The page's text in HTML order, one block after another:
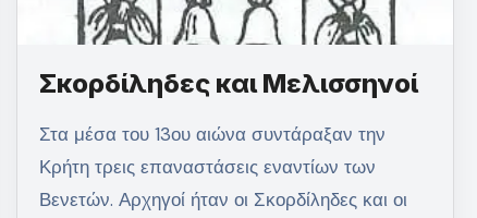
Σκορδίληδες και Μελισσηνοί
Στα μέσα του 13ου αιώνα συντάραξαν την
Κρήτη τρεις επαναστάσεις εναντίων των
Βενετών. Αρχηγοί ήταν οι Σκορδίληδες και οι